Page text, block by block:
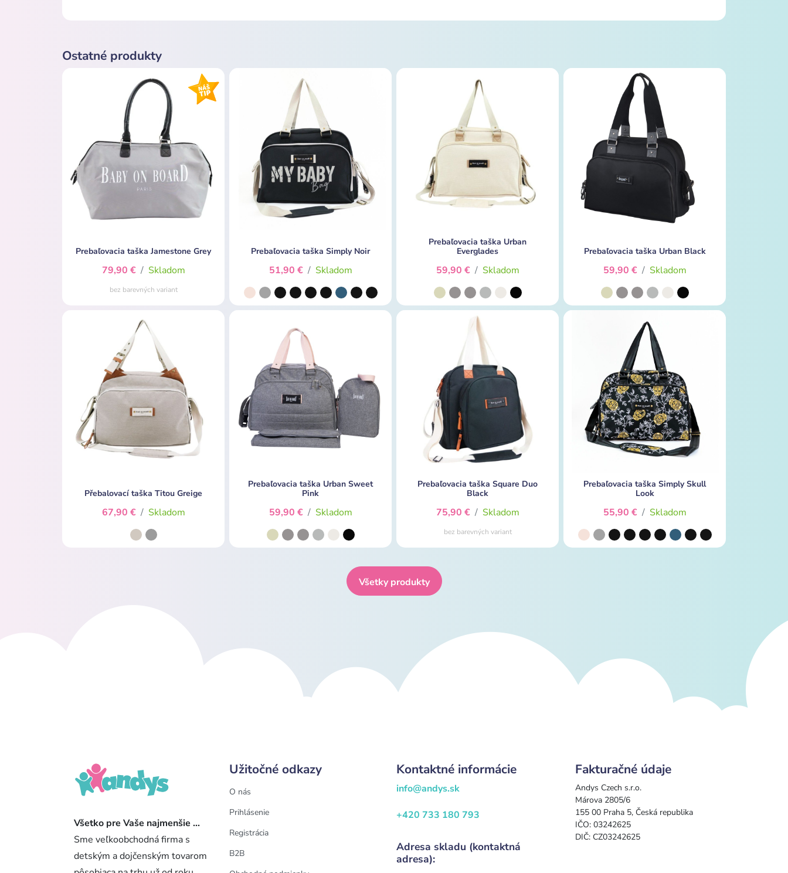
Ostatné produkty
Prebaľovacia taška Jamestone Grey
79,90 € / Skladom
bez barevných variant
Prebaľovacia taška Simply Noir
51,90 € / Skladom
Prebaľovacia taška Urban
Everglades
59,90 € / Skladom
Prebaľovacia taška Urban Black
59,90 € / Skladom
Přebalovací taška Titou Greige
67,90 € / Skladom
Prebaľovacia taška Urban Sweet
Pink
59,90 € / Skladom
Prebaľovacia taška Square Duo
Black
75,90 € / Skladom
bez barevných variant
Prebaľovacia taška Simply Skull
Look
55,90 € / Skladom
Všetky produkty
Všetko pre Vaše najmenšie ...
Sme veľkoobchodná firma s
detským a dojčenským tovarom
Užitočné odkazy
O nás
Prihlásenie
Registrácia
B2B
Kontaktné informácie
info@andys.sk
+420 733 180 793
Adresa skladu (kontaktná
adresa):
Fakturačné údaje
Andys Czech s.r.o.
Márova 2805/6
155 00 Praha 5, Česká republika
IČO: 03242625
DIČ: CZ03242625